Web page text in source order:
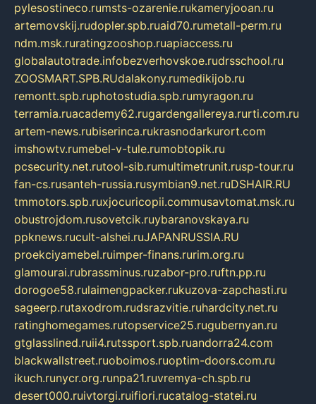
pylesostineco.rumsts-ozarenie.rukameryjooan.ru
artemovskij.rudopler.spb.ruaid70.rumetall-perm.ru
ndm.msk.ruratingzooshop.ruapiaccess.ru
globalautotrade.infobezverhovskoe.rudrsschool.ru
ZOOSMART.SPB.RUdalakony.rumedikijob.ru
remontt.spb.ruphotostudia.spb.rumyragon.ru
terramia.ruacademy62.rugardengallereya.rurti.com.ru
artem-news.rubiserinca.rukrasnodarkurort.com
imshowtv.rumebel-v-tule.rumobtopik.ru
pcsecurity.net.rutool-sib.rumultimetrunit.rusp-tour.ru
fan-cs.rusanteh-russia.rusymbian9.net.ruDSHAIR.RU
tmmotors.spb.ruxjocuricopii.commusavtomat.msk.ru
obustrojdom.rusovetcik.ruybaranovskaya.ru
ppknews.rucult-alshei.ruJAPANRUSSIA.RU
proekciyamebel.ruimper-finans.rurim.org.ru
glamourai.rubrassminus.ruzabor-pro.ruftn.pp.ru
dorogoe58.rulaimengpacker.rukuzova-zapchasti.ru
sageerp.rutaxodrom.rudsrazvitie.ruhardcity.net.ru
ratinghomegames.rutopservice25.rugubernyan.ru
gtglasslined.ruii4.rutssport.spb.ruandorra24.com
blackwallstreet.ruoboimos.ruoptim-doors.com.ru
ikuch.runycr.org.runpa21.ruvremya-ch.spb.ru
desert000.ruivtorgi.ruifiori.rucatalog-statei.ru